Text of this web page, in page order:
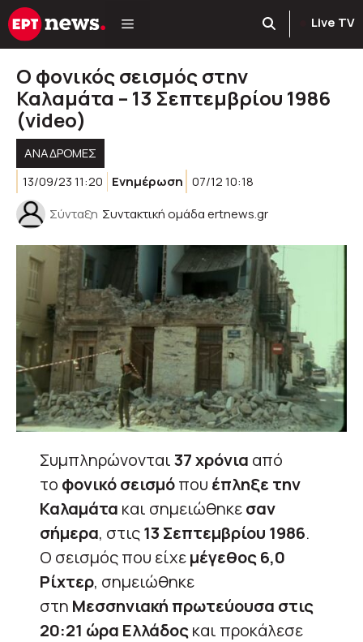
Μετάβαση
σε
Live TV
Ο φονικός σεισμός στην
Καλαμάτα – 13 Σεπτεμβρίου 1986
(video)
ΑΝΑΔΡΟΜΈΣ
13/09/23 11:20
Ενημέρωση 07/12 10:18
Σύνταξη Συντακτική ομάδα ertnews.gr
Συμπληρώνονται37 χρόνια από
το φονικό σεισμόπου έπληξε την
Καλαμάτα και σημειώθηκεσαν
σήμερα, στις13 Σεπτεμβρίου 1986.
Ο σεισμός που είχεμέγεθος 6,0
Ρίχτερ, σημειώθηκε
στη Μεσσηνιακή πρωτεύουσα στις
20:21 ώρα Ελλάδοςκαι προκάλεσε